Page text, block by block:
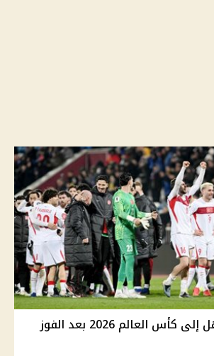
منتخب تركيا يتأهل إلى كأس العالم 2026 بعد الفوز